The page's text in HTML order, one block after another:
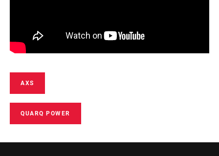
AXS
QUARQ POWER